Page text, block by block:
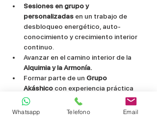
Sesiones en grupo y
personalizadas en un trabajo de
desbloqueo energético, auto-
conocimiento y crecimiento interior
continuo.
Avanzar en el camino interior de la
Alquimia y la Armonía.
Formar parte de un Grupo
Akáshico con experiencia práctica
desde hace más de 10 años.
Whatsapp Telefono Email